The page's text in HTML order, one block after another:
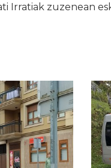
Irratiak zuzenean